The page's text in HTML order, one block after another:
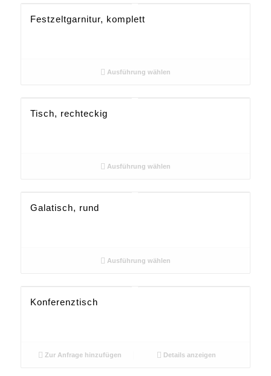
Festzeltgarnitur, komplett
Ausführung wählen
Tisch, rechteckig
Ausführung wählen
Galatisch, rund
Ausführung wählen
Konferenztisch
Zur Anfrage hinzufügen Details anzeigen